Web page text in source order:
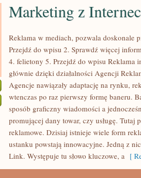
MARKETING
INTERNECIE
Marketing z
Reklama w mediach, pozwala doskonale
Przejdź do wpisu 2. Sprawdź więcej
4. felietony 5. Przejdź do wpisu Reklama
głównie dzięki działalności Agencji
Agencje nawiązały adaptację na rynku,
wtenczas po raz pierwszy formę baneru.
sposób graficzny wiadomości a
promującej dany towar, czy usługę. Tutaj
reklamowe. Dzisiaj istnieje wiele form
ustanku powstają innowacyjne. Jedną z
Link. Występuje tu słowo kluczowe, a [